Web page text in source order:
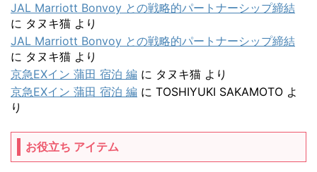
JAL Marriott Bonvoy との戦略的パートナーシップ締結
に タヌキ猫 より
JAL Marriott Bonvoy との戦略的パートナーシップ締結
に タヌキ猫 より
京急EXイン 蒲田 宿泊 編 に タヌキ猫 より
京急EXイン 蒲田 宿泊 編 に TOSHIYUKI SAKAMOTO よ
り
お役立ち アイテム